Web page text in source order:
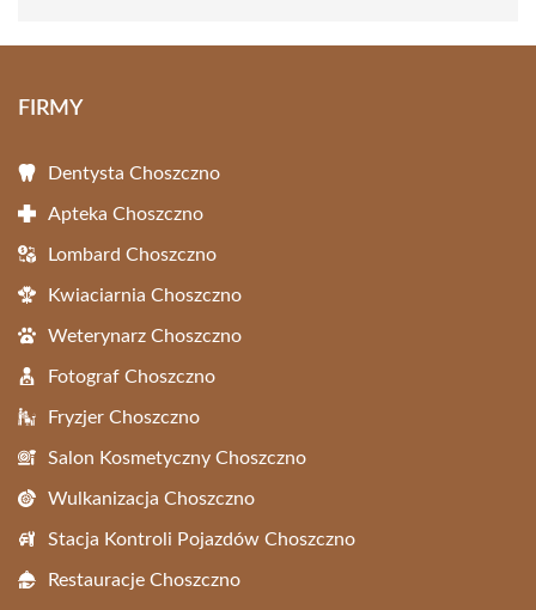
FIRMY
Dentysta Choszczno
Apteka Choszczno
Lombard Choszczno
Kwiaciarnia Choszczno
Weterynarz Choszczno
Fotograf Choszczno
Fryzjer Choszczno
Salon Kosmetyczny Choszczno
Wulkanizacja Choszczno
Stacja Kontroli Pojazdów Choszczno
Restauracje Choszczno